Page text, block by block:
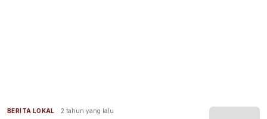
BERITA LOKAL 2 tahun yang lalu